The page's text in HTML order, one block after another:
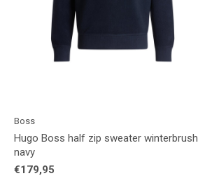
Boss
Hugo Boss half zip sweater winterbrush
navy
€179,95